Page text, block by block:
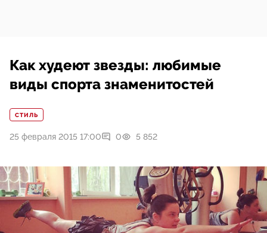
Как худеют звезды: любимые
виды спорта знаменитостей
СТИЛЬ
25 февраля 2015 17:00 0 5 852